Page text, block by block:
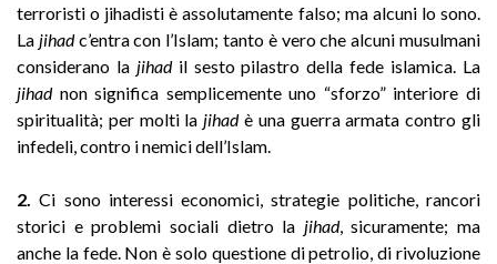
terroristi o jihadisti è assolutamente falso; ma alcuni lo sono.
La jihadc’entra con l’Islam; tanto è vero che alcuni musulmani
considerano la jihadil sesto pilastro della fede islamica. La
jihadnon significa semplicemente uno “sforzo” interiore di
spiritualità; per molti la jihadè una guerra armata contro gli
infedeli, contro i nemici dell’Islam.
2. Ci sono interessi economici, strategie politiche, rancori
storici e problemi sociali dietro la jihad, sicuramente; ma
anche la fede. Non è solo questione di petrolio, di rivoluzione